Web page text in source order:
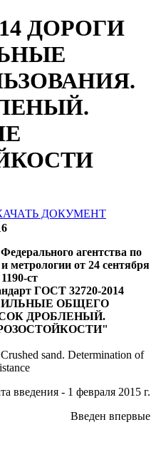
ДОРОГИ
ДОКУМЕНТ
агентства по
метрологии от 24 сентября
ст
ГОСТ 32720-2014
ОБЩЕГО
ДРОБЛЕНЫЙ.
sand. Determination of
введения - 1 февраля 2015 г.
Введен впервые